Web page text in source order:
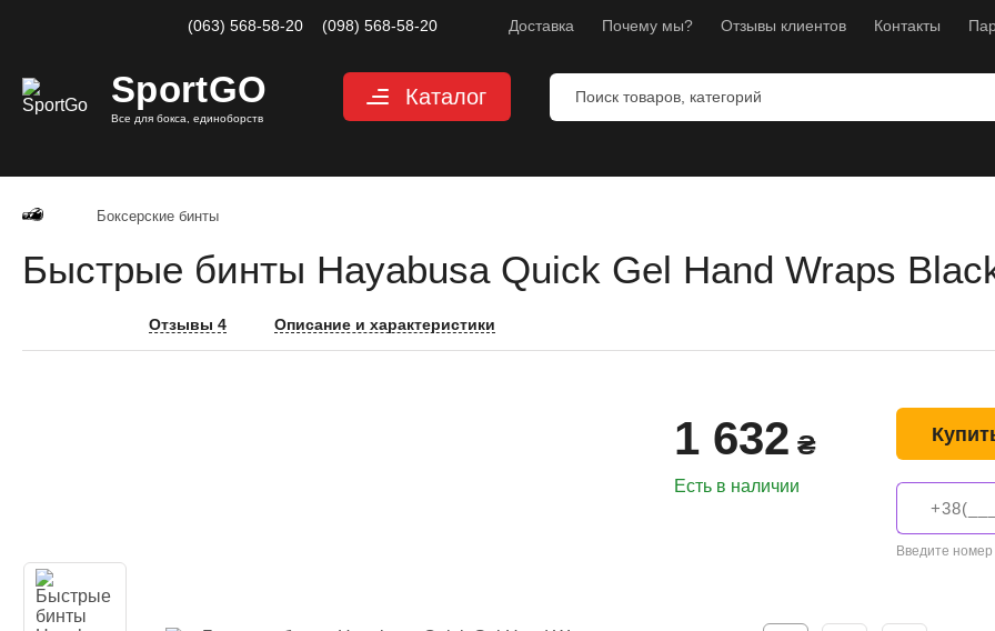
(063) 568-58-20 (098) 568-58-20 Доставка Почему мы? Отзывы клиентов Контакты
SportGO
Все для бокса, единоборств
Каталог
Боксерские бинты
Мешки, груши, манекены
Боксерские бинты
Быстрые бинты Hayabusa Quick Gel Hand Wraps
Отзывы 4 Описание и характеристики
1 632 ₴
Есть в наличии
Введите